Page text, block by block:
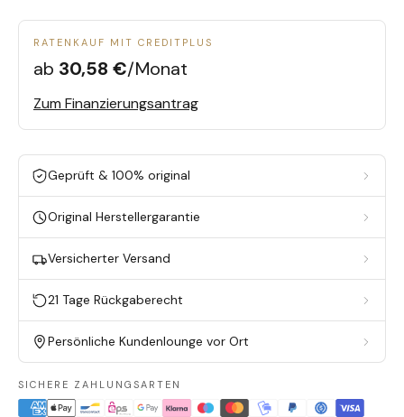
RATENKAUF MIT CREDITPLUS
ab 30,58 €/Monat
Zum Finanzierungsantrag
Geprüft & 100% original
Original Herstellergarantie
Versicherter Versand
21 Tage Rückgaberecht
Persönliche Kundenlounge vor Ort
SICHERE ZAHLUNGSARTEN